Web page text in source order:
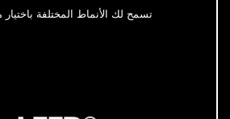
تسمح لك الأنماط المختلفة